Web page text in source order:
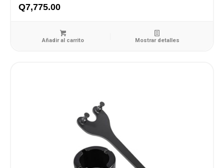
Q7,775.00
Añadir al carrito Mostrar detalles